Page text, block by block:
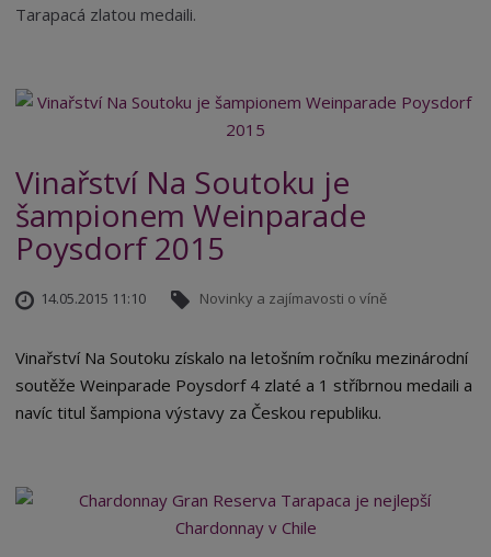
Tarapacá zlatou medaili.
Vinařství Na Soutoku je
šampionem Weinparade
Poysdorf 2015
14.05.2015 11:10 Novinky a zajímavosti o víně
Vinařství Na Soutoku získalo na letošním ročníku mezinárodní
soutěže Weinparade Poysdorf 4 zlaté a 1 stříbrnou medaili a
navíc titul šampiona výstavy za Českou republiku.